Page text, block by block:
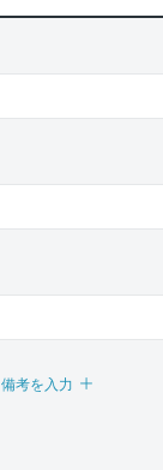
備考を入力